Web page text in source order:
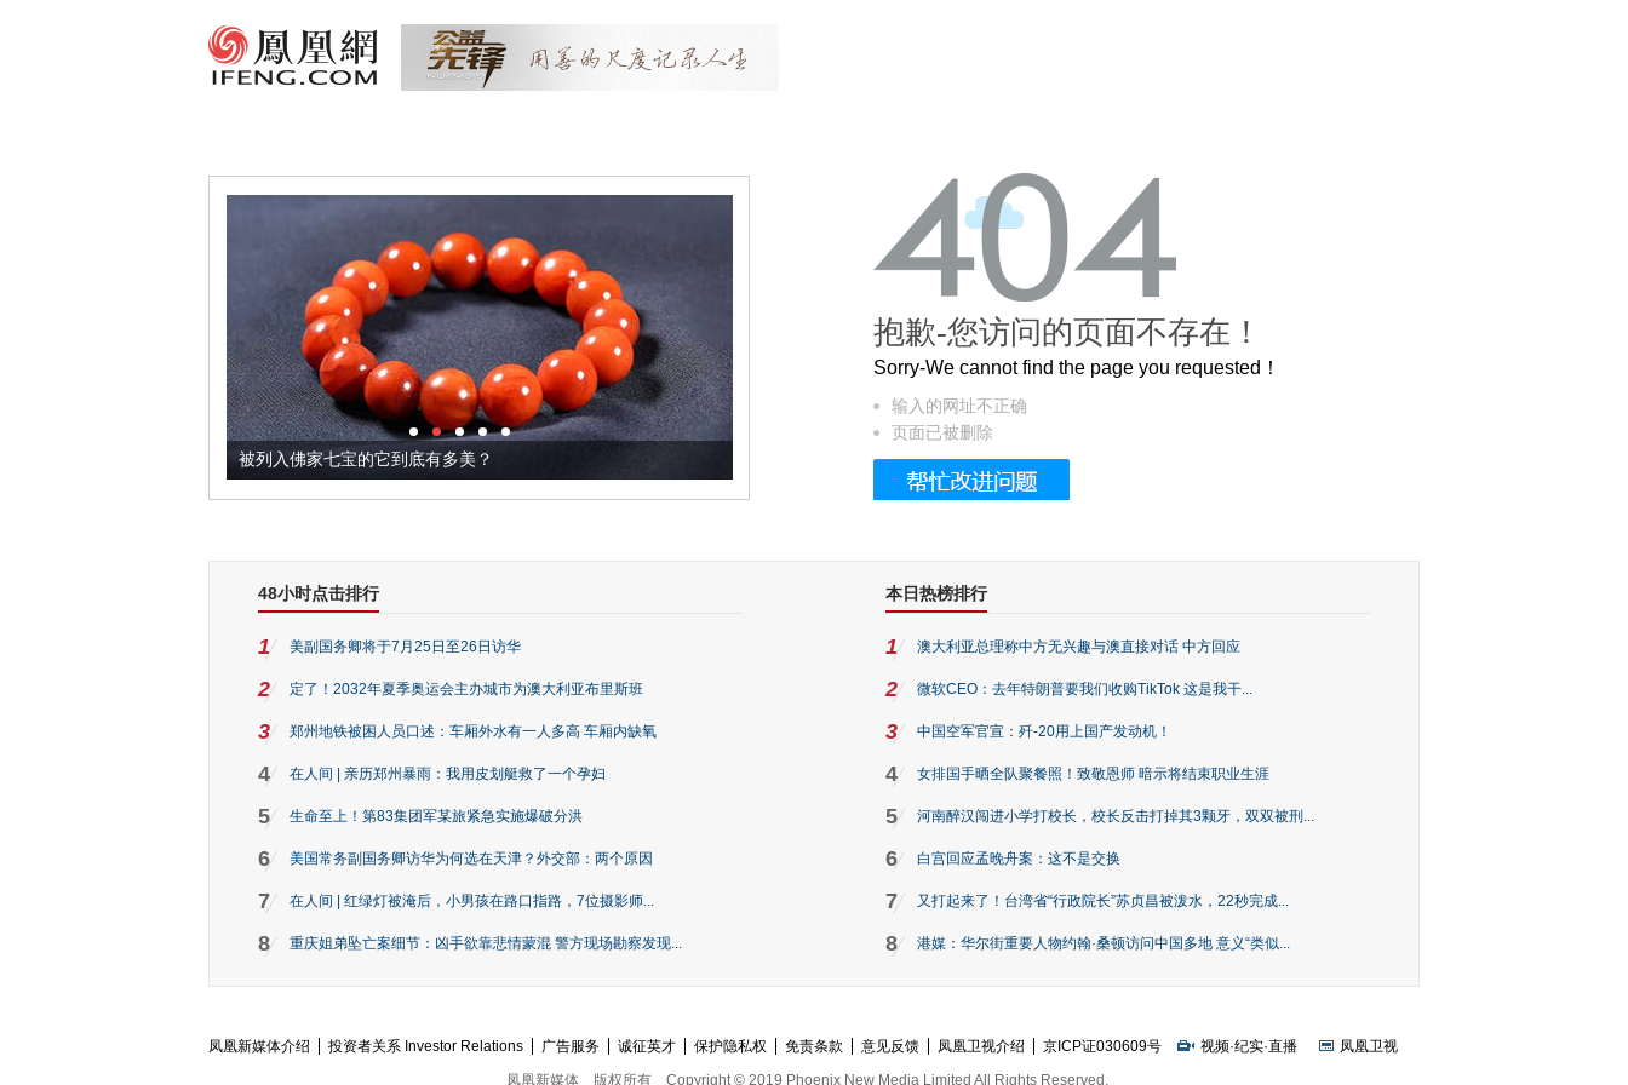
被列入佛家七宝的它到底有多美？ 这个3.2米的长卷，还原了600岁的紫禁城
抱歉-您访问的页面不存在！
Sorry-We cannot find the page you requested！
输入的网址不正确
页面已被删除
48小时点击排行
1 美副国务卿将于7月25日至26日访华
2 定了！2032年夏季奥运会主办城市为澳大利亚布里斯班
3 郑州地铁被困人员口述：车厢外水有一人多高 车厢内缺氧
4 在人间 | 亲历郑州暴雨：我用皮划艇救了一个孕妇
5 生命至上！第83集团军某旅紧急实施爆破分洪
6 美国常务副国务卿访华为何选在天津？外交部：两个原因
7 在人间 | 红绿灯被淹后，小男孩在路口指路，7位摄影师...
8 重庆姐弟坠亡案细节：凶手欲靠悲情蒙混 警方现场勘察发现...
本日热榜排行
1 澳大利亚总理称中方无兴趣与澳直接对话 中方回应
2 微软CEO：去年特朗普要我们收购TikTok 这是我干...
3 中国空军官宣：歼-20用上国产发动机！
4 女排国手晒全队聚餐照！致敬恩师 暗示将结束职业生涯
5 河南醉汉闯进小学打校长，校长反击打掉其3颗牙，双双被刑...
6 白宫回应孟晚舟案：这不是交换
7 又打起来了！台湾省“行政院长”苏贞昌被泼水，22秒完成...
8 港媒：华尔街重要人物约翰·桑顿访问中国多地 意义“类似...
凤凰新媒体介绍 投资者关系 Investor Relations 广告服务 诚征英才 保护隐私权 免责条款 意见反馈 凤凰卫视介绍 京ICP证030609号 视频·纪实·直播
凤凰卫视
凤凰新媒体
版权所有 Copyright © 2019 Phoenix New Media Limited All Rights Reserved.